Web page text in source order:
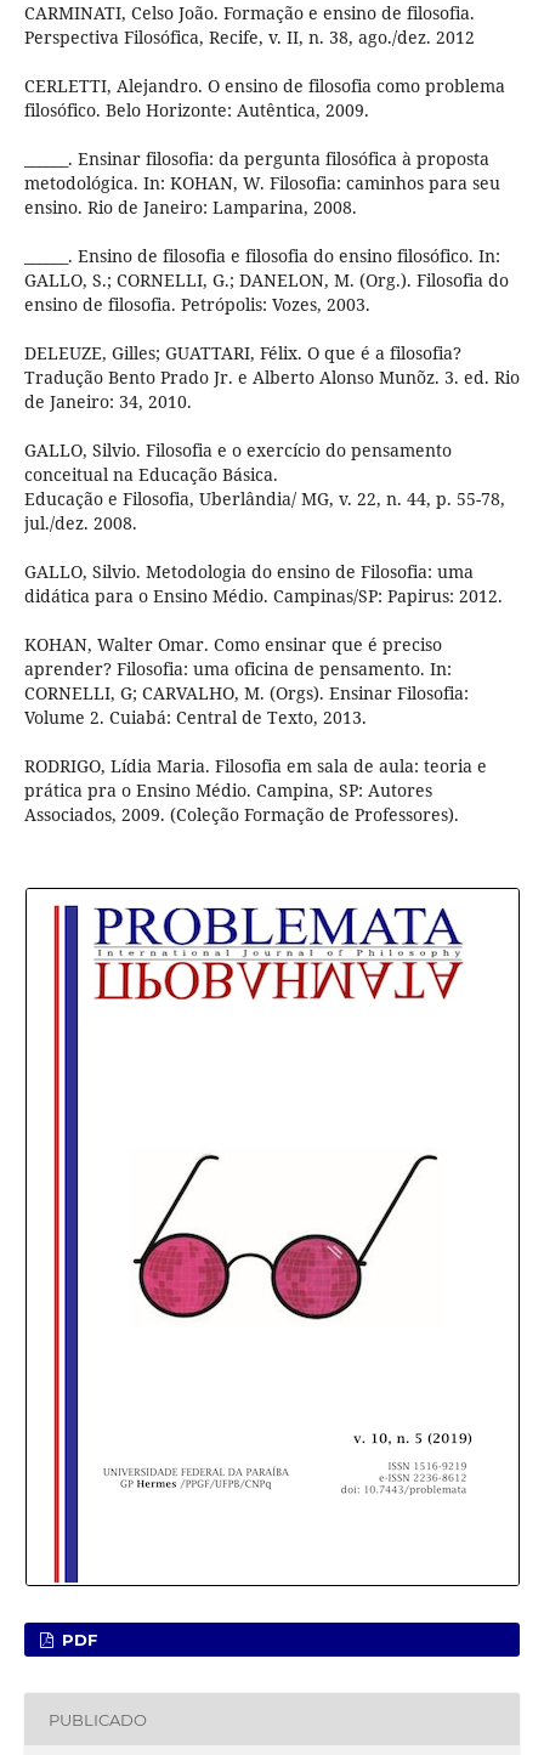
CARMINATI, Celso João. Formação e ensino de filosofia.
Perspectiva Filosófica, Recife, v. II, n. 38, ago./dez. 2012
CERLETTI, Alejandro. O ensino de filosofia como problema
filosófico. Belo Horizonte: Autêntica, 2009.
______. Ensinar filosofia: da pergunta filosófica à proposta
metodológica. In: KOHAN, W. Filosofia: caminhos para seu
ensino. Rio de Janeiro: Lamparina, 2008.
______. Ensino de filosofia e filosofia do ensino filosófico. In:
GALLO, S.; CORNELLI, G.; DANELON, M. (Org.). Filosofia do
ensino de filosofia. Petrópolis: Vozes, 2003.
DELEUZE, Gilles; GUATTARI, Félix. O que é a filosofia?
Tradução Bento Prado Jr. e Alberto Alonso Munõz. 3. ed. Rio
de Janeiro: 34, 2010.
GALLO, Silvio. Filosofia e o exercício do pensamento
conceitual na Educação Básica.
Educação e Filosofia, Uberlândia/ MG, v. 22, n. 44, p. 55-78,
jul./dez. 2008.
GALLO, Silvio. Metodologia do ensino de Filosofia: uma
didática para o Ensino Médio. Campinas/SP: Papirus: 2012.
KOHAN, Walter Omar. Como ensinar que é preciso
aprender? Filosofia: uma oficina de pensamento. In:
CORNELLI, G; CARVALHO, M. (Orgs). Ensinar Filosofia:
Volume 2. Cuiabá: Central de Texto, 2013.
RODRIGO, Lídia Maria. Filosofia em sala de aula: teoria e
prática pra o Ensino Médio. Campina, SP: Autores
Associados, 2009. (Coleção Formação de Professores).
PDF
PUBLICADO